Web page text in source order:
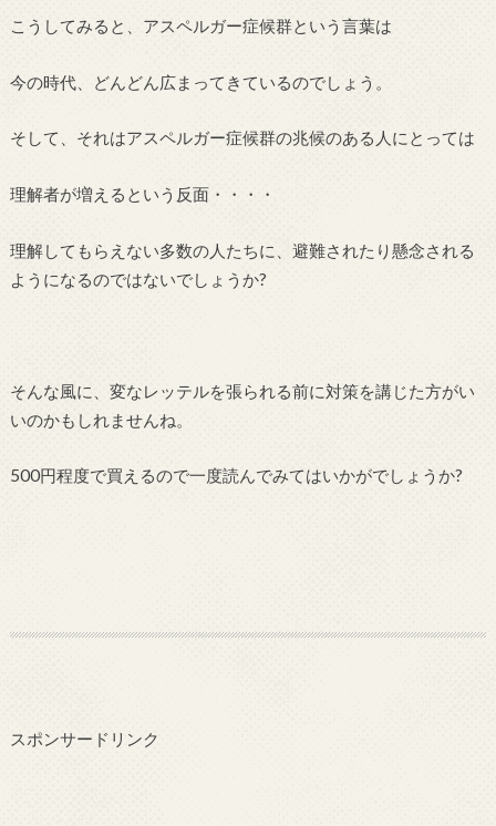
こうしてみると、アスペルガー症候群という言葉は
今の時代、どんどん広まってきているのでしょう。
そして、それはアスペルガー症候群の兆候のある人にとっては
理解者が増えるという反面・・・・
理解してもらえない多数の人たちに、避難されたり懸念される
ようになるのではないでしょうか?
そんな風に、変なレッテルを張られる前に対策を講じた方がい
いのかもしれませんね。
500円程度で買えるので一度読んでみてはいかがでしょうか?
スポンサードリンク